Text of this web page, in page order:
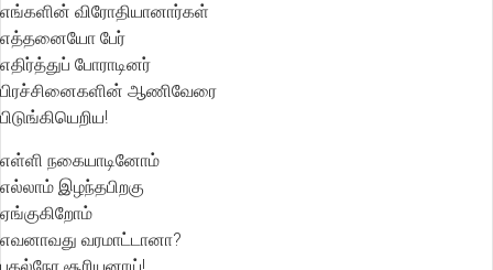
எங்களின் விரோதியானார்கள்
எத்தனையோ பேர்
எதிர்த்துப் போராடினர்
பிரச்சினைகளின் ஆணிவேரை
பிடுங்கியெறிய!
எள்ளி நகையாடினோம்
எல்லாம் இழந்தபிறகு
ஏங்குகிறோம்
எவனாவது வரமாட்டானா?